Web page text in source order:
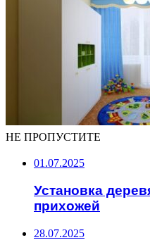
НЕ ПРОПУСТИТЕ
01.07.2025
Установка
прихожей
28.07.2025